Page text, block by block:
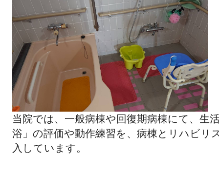
当院では、一般病棟や回復期病棟にて、生
浴」の評価や動作練習を、 病棟とリハビリ
入しています。